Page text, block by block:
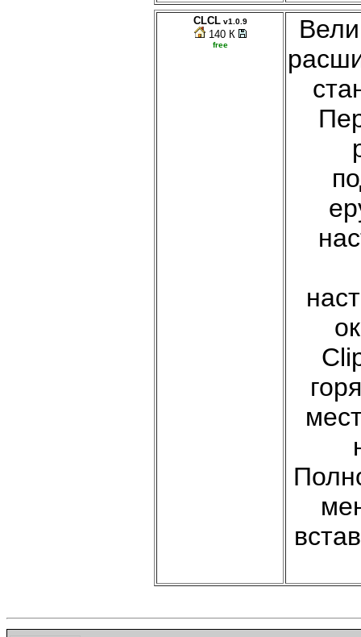
CLCLv1.0.9
140 К
free